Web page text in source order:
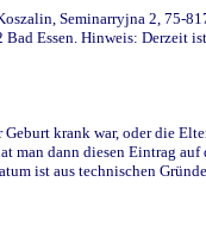
Seminarryjna 2, 75-
Essen. Hinweis: Derzeit
krank war, oder die
man dann diesen Eintrag
ist aus technischen